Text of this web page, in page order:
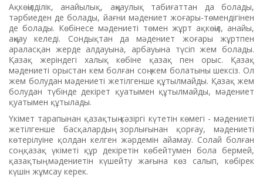
Ақкөңілділік, анайылық, аңқаулық табиғаттан да болады,
тәрбиеден де болады, йағни мәдениет жоғары-төмендігінен
де болады. Көбінесе мәдениеті төмен жұрт ақкөңіл, анайы,
аңқау келеді. Сондықтан да мәдениет жоғары жұртпен
араласқан жерде алдауына, арбауына түсіп жем болады.
Қазақ жеріндегі халық көбіне қазақ пен орыс. Қазақ
мәдениеті орыстан кем болған соң жем болатыны шексіз. Ол
жем болудан мәдениеті жетілгенше құтылмайды. Қазақ жем
болудан түбінде декірет қуатымен құтылмайды, мәдениет
қуатымен құтылады.
Үкімет тарапынан қазақтың кәзіргі күтетін көмегі - мәдениеті
жетілгенше басқалардың зорлығынан қорғау, мәдениеті
көтерілуіне қолдан келген жәрдемін айамау. Солай болған
соң қазақ үкіметі құр декіретін көбейтумен бола бермей,
қазақтың мәдениетін күшейту жағына көз салып, көбірек
күшін жұмсау керек.